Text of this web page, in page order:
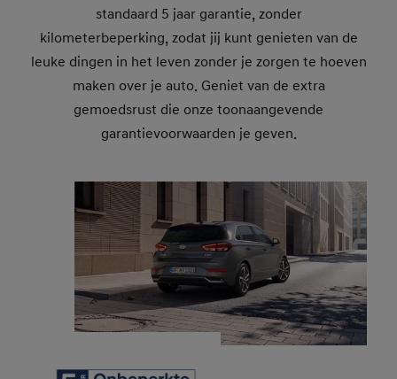
standaard 5 jaar garantie, zonder
kilometerbeperking, zodat jij kunt genieten van de
leuke dingen in het leven zonder je zorgen te hoeven
maken over je auto. Geniet van de extra
gemoedsrust die onze toonaangevende
garantievoorwaarden je geven.